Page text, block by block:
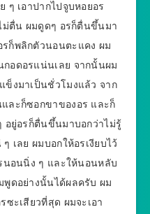
ๆ เอาปากไปจูบหอยอร
ม่ตื่น ผมดูดๆ อรก็ตื่นขึ้นมา
ก็พลิกตัวนอนตะแคง ผม
อดอรแน่นเลย จากนั้นผม
ข็งมาเป็นชั่วโมงแล้ว จาก
ละก็ซอกขาของอร และก็
อยู่อรก็ตื่นขึ้นมาบอกว่าไม่รู้
เลย ผมบอกให้อรเงียบไว้
นอนนิ่ง ๆ และให้นอนหลับ
พูดอย่างนั้นได้ผลครับ ผม
ซะเสียวที่สุด ผมจะเอา